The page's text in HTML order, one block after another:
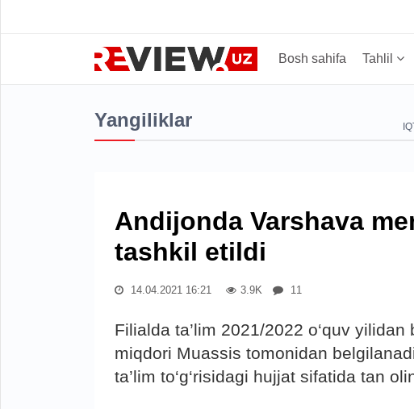
Bosh sahifa Tahlil
Yangiliklar
Andijonda Varshava
tashkil etildi
14.04.2021 16:21 3.9K 11
Filialda ta’lim 2021/2022 o‘quv
miqdori Muassis tomonidan
ta’lim to‘g‘risidagi hujjat sifatida tan